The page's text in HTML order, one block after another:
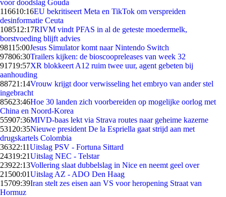
voor doodslag Gouda
116610:16EU bekritiseert Meta en TikTok om verspreiden
desinformatie Ceuta
108512:17RIVM vindt PFAS in al de geteste moedermelk,
borstvoeding blijft advies
98115:00Jesus Simulator komt naar Nintendo Switch
97806:30Trailers kijken: de bioscoopreleases van week 32
91719:57XR blokkeert A12 ruim twee uur, agent gebeten bij
aanhouding
88721:14Vrouw krijgt door verwisseling het embryo van ander stel
ingebracht
85623:46Hoe 30 landen zich voorbereiden op mogelijke oorlog met
China en Noord-Korea
55907:36MIVD-baas lekt via Strava routes naar geheime kazerne
531 20:35Nieuwe president De la Espriella gaat strijd aan met
drugskartels Colombia
36322:11Uitslag PSV - Fortuna Sittard
24319:21Uitslag NEC - Telstar
23922:13Vollering slaat dubbelslag in Nice en neemt geel over
21500:01Uitslag AZ - ADO Den Haag
15709:39Iran stelt zes eisen aan VS voor heropening Straat van
Hormuz